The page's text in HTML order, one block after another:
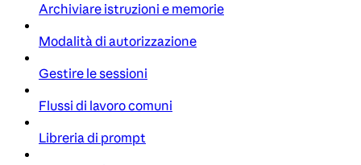
Archiviare istruzioni e memorie
Modalità di autorizzazione
Gestire le sessioni
Flussi di lavoro comuni
Libreria di prompt